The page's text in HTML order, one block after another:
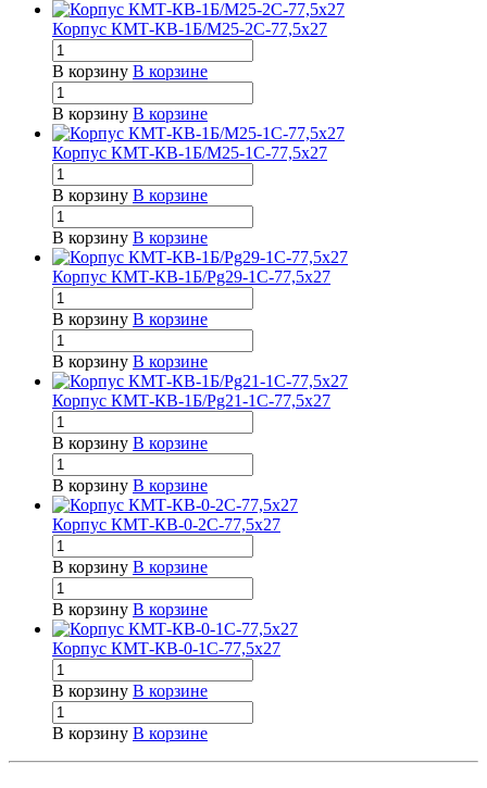
Корпус КМТ-КВ-1Б/М25-2С-77,5х27
В корзину В корзине
В корзину В корзине
Корпус КМТ-КВ-1Б/М25-1С-77,5х27
В корзину В корзине
В корзину В корзине
Корпус КМТ-КВ-1Б/Pg29-1С-77,5х27
В корзину В корзине
В корзину В корзине
Корпус КМТ-КВ-1Б/Pg21-1С-77,5х27
В корзину В корзине
В корзину В корзине
Корпус КМТ-КВ-0-2С-77,5х27
В корзину В корзине
В корзину В корзине
Корпус КМТ-КВ-0-1С-77,5х27
В корзину В корзине
В корзину В корзине